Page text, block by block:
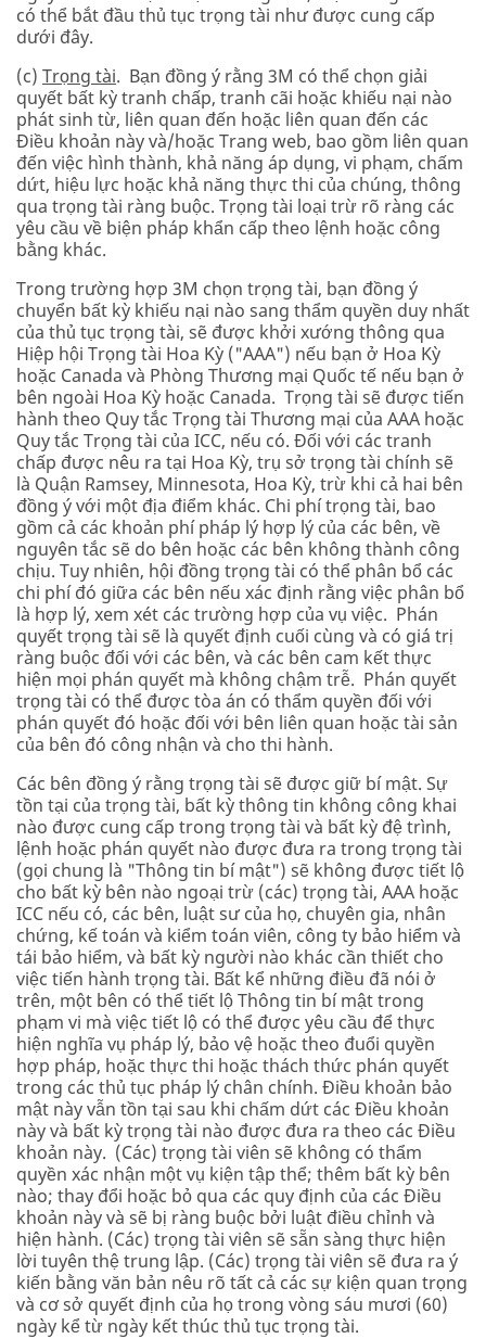
có thể bắt đầu thủ tục trọng tài như được cung cấp
dưới đây.
(c) Trọng tài. Bạn đồng ý rằng 3M có thể chọn giải
quyết bất kỳ tranh chấp, tranh cãi hoặc khiếu nại nào
phát sinh từ, liên quan đến hoặc liên quan đến các
Điều khoản này và/hoặc Trang web, bao gồm liên quan
đến việc hình thành, khả năng áp dụng, vi phạm, chấm
dứt, hiệu lực hoặc khả năng thực thi của chúng, thông
qua trọng tài ràng buộc. Trọng tài loại trừ rõ ràng các
yêu cầu về biện pháp khẩn cấp theo lệnh hoặc công
bằng khác.
Trong trường hợp 3M chọn trọng tài, bạn đồng ý
chuyển bất kỳ khiếu nại nào sang thẩm quyền duy nhất
của thủ tục trọng tài, sẽ được khởi xướng thông qua
Hiệp hội Trọng tài Hoa Kỳ ("AAA") nếu bạn ở Hoa Kỳ
hoặc Canada và Phòng Thương mại Quốc tế nếu bạn ở
bên ngoài Hoa Kỳ hoặc Canada. Trọng tài sẽ được tiến
hành theo Quy tắc Trọng tài Thương mại của AAA hoặc
Quy tắc Trọng tài của ICC, nếu có. Đối với các tranh
chấp được nêu ra tại Hoa Kỳ, trụ sở trọng tài chính sẽ
là Quận Ramsey, Minnesota, Hoa Kỳ, trừ khi cả hai bên
đồng ý với một địa điểm khác. Chi phí trọng tài, bao
gồm cả các khoản phí pháp lý hợp lý của các bên, về
nguyên tắc sẽ do bên hoặc các bên không thành công
chịu. Tuy nhiên, hội đồng trọng tài có thể phân bổ các
chi phí đó giữa các bên nếu xác định rằng việc phân bổ
là hợp lý, xem xét các trường hợp của vụ việc. Phán
quyết trọng tài sẽ là quyết định cuối cùng và có giá trị
ràng buộc đối với các bên, và các bên cam kết thực
hiện mọi phán quyết mà không chậm trễ. Phán quyết
trọng tài có thể được tòa án có thẩm quyền đối với
phán quyết đó hoặc đối với bên liên quan hoặc tài sản
của bên đó công nhận và cho thi hành.
Các bên đồng ý rằng trọng tài sẽ được giữ bí mật. Sự
tồn tại của trọng tài, bất kỳ thông tin không công khai
nào được cung cấp trong trọng tài và bất kỳ đệ trình,
lệnh hoặc phán quyết nào được đưa ra trong trọng tài
(gọi chung là "Thông tin bí mật") sẽ không được tiết lộ
cho bất kỳ bên nào ngoại trừ (các) trọng tài, AAA hoặc
ICC nếu có, các bên, luật sư của họ, chuyên gia, nhân
chứng, kế toán và kiểm toán viên, công ty bảo hiểm và
tái bảo hiểm, và bất kỳ người nào khác cần thiết cho
việc tiến hành trọng tài. Bất kể những điều đã nói ở
trên, một bên có thể tiết lộ Thông tin bí mật trong
phạm vi mà việc tiết lộ có thể được yêu cầu để thực
hiện nghĩa vụ pháp lý, bảo vệ hoặc theo đuổi quyền
hợp pháp, hoặc thực thi hoặc thách thức phán quyết
trong các thủ tục pháp lý chân chính. Điều khoản bảo
mật này vẫn tồn tại sau khi chấm dứt các Điều khoản
này và bất kỳ trọng tài nào được đưa ra theo các Điều
khoản này. (Các) trọng tài viên sẽ không có thẩm
quyền xác nhận một vụ kiện tập thể; thêm bất kỳ bên
nào; thay đổi hoặc bỏ qua các quy định của các Điều
khoản này và sẽ bị ràng buộc bởi luật điều chỉnh và
hiện hành. (Các) trọng tài viên sẽ sẵn sàng thực hiện
lời tuyên thệ trung lập. (Các) trọng tài viên sẽ đưa ra ý
kiến bằng văn bản nêu rõ tất cả các sự kiện quan trọng
và cơ sở quyết định của họ trong vòng sáu mươi (60)
ngày kể từ ngày kết thúc thủ tục trọng tài.